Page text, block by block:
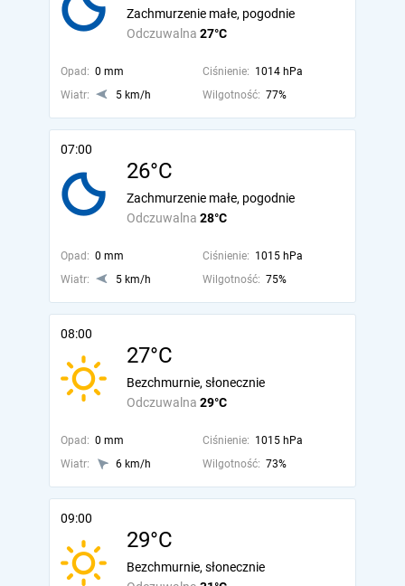
Odczuwalna 27°C
Zachmurzenie małe, pogodnie
Opad: 0 mm Ciśnienie: 1014 hPa
Wiatr:
5 km/h Wilgotność: 77%
07:00
26°C
Odczuwalna 28°C
Zachmurzenie małe, pogodnie
Opad: 0 mm Ciśnienie: 1015 hPa
Wiatr:
5 km/h Wilgotność: 75%
08:00
27°C
Odczuwalna 29°C
Bezchmurnie, słonecznie
Opad: 0 mm Ciśnienie: 1015 hPa
Wiatr:
6 km/h Wilgotność: 73%
09:00
29°C
Bezchmurnie, słonecznie